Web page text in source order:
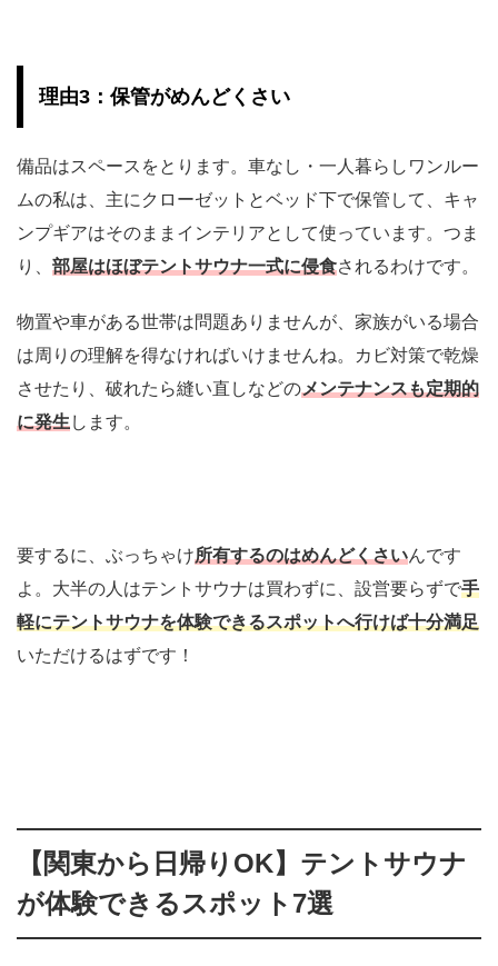
理由3：保管がめんどくさい
備品はスペースをとります。車なし・一人暮らしワンルー
ムの私は、主にクローゼットとベッド下で保管して、キャ
ンプギアはそのままインテリアとして使っています。つま
り、 部屋はほぼテントサウナ一式に侵食されるわけです。
物置や車がある世帯は問題ありませんが、家族がいる場合
は周りの理解を得なければいけませんね。カビ対策で乾燥
させたり、破れたら縫い直しなどのメンテナンスも定期的
に発生します。
要するに、ぶっちゃけ所有するのはめんどくさいんです
よ。大半の人はテントサウナは買わずに、設営要らずで手
軽にテントサウナを体験できるスポットへ行けば十分満足
いただけるはずです！
【関東から日帰りOK】テントサウナ
が体験できるスポット7選